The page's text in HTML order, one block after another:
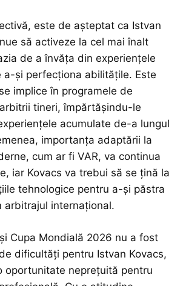
este de așteptat ca Istvan
să activeze la cel mai înalt
de a învăța din experiențele
a-și perfecționa abilitățile. Este
implice în programele de
tineri, împărtășindu-le
acumulate de-a lungul
importanța adaptării la
cum ar fi VAR, va continua
iar Kovacs va trebui să se țină la
tehnologice pentru a-și păstra
arbitrajul internațional.
Cupa Mondială 2026 nu a fost
dificultăți pentru Istvan Kovacs,
oportunitate neprețuită pentru